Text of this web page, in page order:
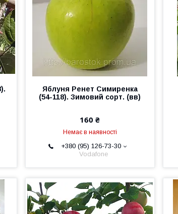
Яблуня Ренет Симиренка
(54-118). Зимовий сорт. (вв)
160 ₴
Немає в наявності
+380 (95) 126-73-30
Vodafone